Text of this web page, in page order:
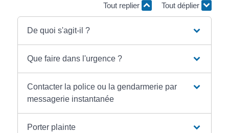
Tout replier Tout déplier
De quoi s'agit-il ?
Que faire dans l'urgence ?
Contacter la police ou la gendarmerie par
messagerie instantanée
Porter plainte